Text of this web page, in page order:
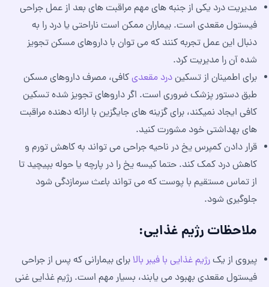
مدیریت درد یکی از جنبه های مهم مراقبت های بعد از عمل جراحی
فیستول مقعدی است. بیماران ممکن است ناراحتی یا درد را به
دنبال این عمل تجربه کنند که می توان با داروهای مسکن تجویز
شده آن را مدیریت کرد.
برای اطمینان از تسکیندرد مقعدیکافی، مصرف داروهای مسکن
طبق دستور پزشک ضروری است. اگر داروهای تجویز شده تسکین
کافی ایجاد نمیکند، برای گزینه های جایگزین با ارائه دهنده مراقبت
های بهداشتی خود مشورت کنید.
قرار دادن کمپرس یخ در ناحیه جراحی می تواند به کاهش تورم و
کاهش درد کمک کند. حتما کیسه یخ را در پارچه یا حوله بپیچید تا
از تماس مستقیم با پوست که می تواند باعث سرمازدگی شود
جلوگیری شود.
ملاحظات رژیم غذایی:
پیروی از یکرژیم غذایی با فیبر بالا برای بیمارانی که پس از جراحی
فیستول مقعدی بهبود می یابند، بسیار مهم است. رژیم غذایی غنی